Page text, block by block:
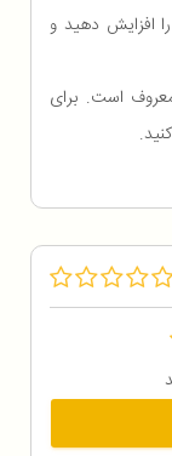
افزایش دهید و
است. برای